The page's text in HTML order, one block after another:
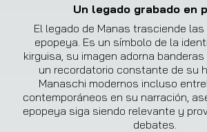
Un legado grabado en
El legado de Manas trasciende
epopeya. Es un símbolo de la
kirguisa, su imagen adorna
un recordatorio constante de su
Manaschi modernos incluso
contemporáneos en su narración,
epopeya siga siendo relevante y
debates.